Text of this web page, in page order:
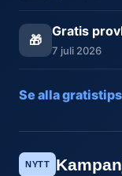
🎁
Gratis
7 juli 2026
Se alla
NYTT